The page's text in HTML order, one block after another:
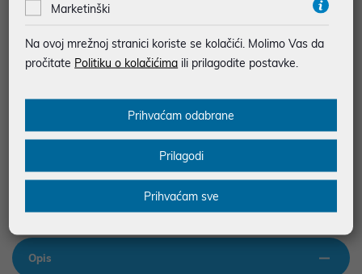
JAMSTVO 12 MJ.
BESPLATNA DOSTAVA ZA NARUDŽBE IZNAD 66,36€
Podaci uz artikle su prezentirani u dobroj namjeri. Mikronis d.o.o. ne
prilikom štampanja te promjene u dostupnosti i cijene. Slike artikala su
ilustrativne prirode te ne moraju u potpunosti odgovarati artiklima. Za sve
eventualne nejasnoće možete nas kontaktirati na
web-prodaja@mikronis.hr
Opis
Marketinški
Na ovoj mrežnoj stranici koriste se kolačići. Molimo Vas da
pročitate Politiku o kolačićima ili prilagodite postavke.
Prihvaćam odabrane
Prilagodi
Prihvaćam sve